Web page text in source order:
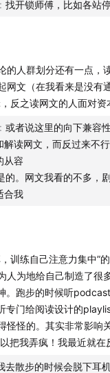
: 找开锁师傅，比如各站
的人群划分还有一点，
网文（在我看来是没有
反之读网文的人面对资
: 或者说这里的向下兼容
读网文，而反过来不
从容
的。网文我看的不多，
合我
训练自己注意力集中”
人为地给自己制造了很
。跑步的时候听
专门给阅读设计的
怪怪的。其实非常影响
把我弄疯！我最近就在
去散步的时候会脱下耳